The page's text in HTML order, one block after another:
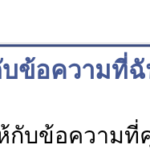
ข้อความที่
กับข้อความ